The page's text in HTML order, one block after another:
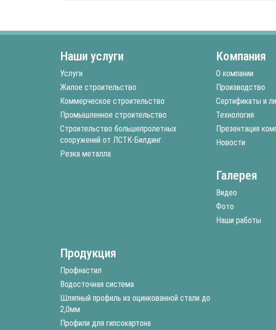
Наши услуги
Услуги
Жилое строительство
Коммерческое строительство
Промышленное строительство
Строительство большепролетных
сооружений от ЛСТК-Билдинг
Резка металла
Компания
О компании
Производство
Сертификаты и
Технология
Презентация
Новости
Галерея
Видео
Фото
Наши работы
Продукция
Профнастил
Водосточная система
Шляпный профиль из оцинкованной стали до
2,0мм
Профили для гипсокартона